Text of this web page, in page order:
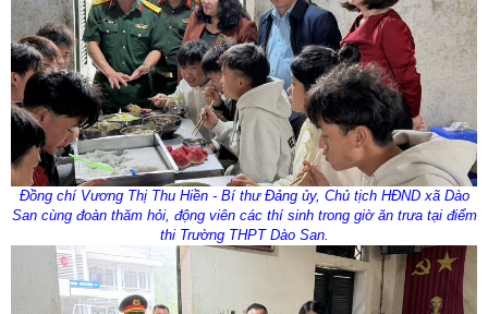
Đồng chí Vương Thị Thu Hiền - Bí thư Đảng ủy, Chủ tịch HĐND xã Dào
San cùng đoàn thăm hỏi, động viên các thí sinh trong giờ ăn trưa tại điểm
thi Trường THPT Dào San.